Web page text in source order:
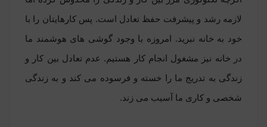
لازمه رشد و پیشرفت حفظ تعادل است. پس کارهایتان را با
خود به خانه نبرید. امروزه با وجود گوشی های هوشمند ما
در خانه نیز مشغول انجام کار هستیم. عدم تعادل بین کار و
زندگی به تدریج ما را خسته و فرسوده می کند و به زندگی
شخصی و کاری ما آسیب می زند.